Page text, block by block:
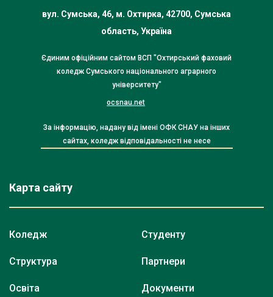
вул. Сумська, 46, м. Охтирка, 42700, Сумська
область, Україна
Єдиним офіційним сайтом ВСП "Охтирський фаховий
коледж Сумського національного аграрного
університету"
ocsnau.net
За інформацію, надану від імені ОФК СНАУ на інших
сайтах, коледж відповідальності не несе
Карта сайту
Коледж
Структура
Освіта
Студенту
Партнери
Документи